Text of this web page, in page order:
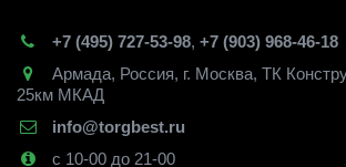
+7 (495) 727-53-98, +7 (903) 968-46-18
Армада, Россия, г. Москва, ТК
25км МКАД
info@torgbest.ru
с 10-00 до 21-00